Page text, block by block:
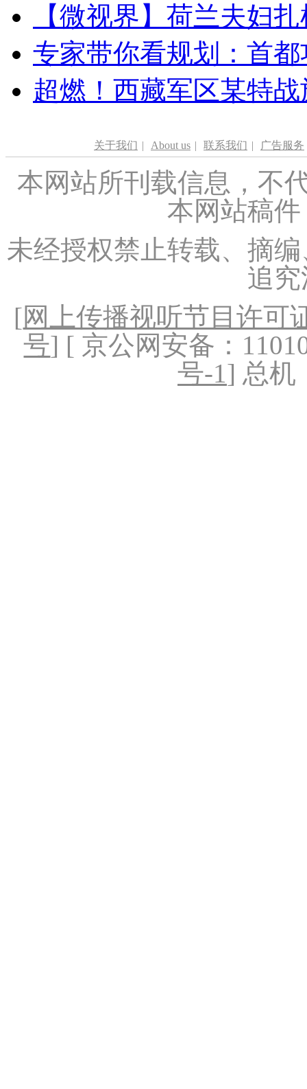
【微视界】荷兰夫妇
专家带你看规划：首
超燃！西藏军区某特
关于我们 | About us | 联系我们 | 广告服务
本网站所刊载信息，不
本网站稿
未经授权禁止转载、摘
追
[网上传播视听节目许可
号] [ 京公网安备：
号-1] 总机